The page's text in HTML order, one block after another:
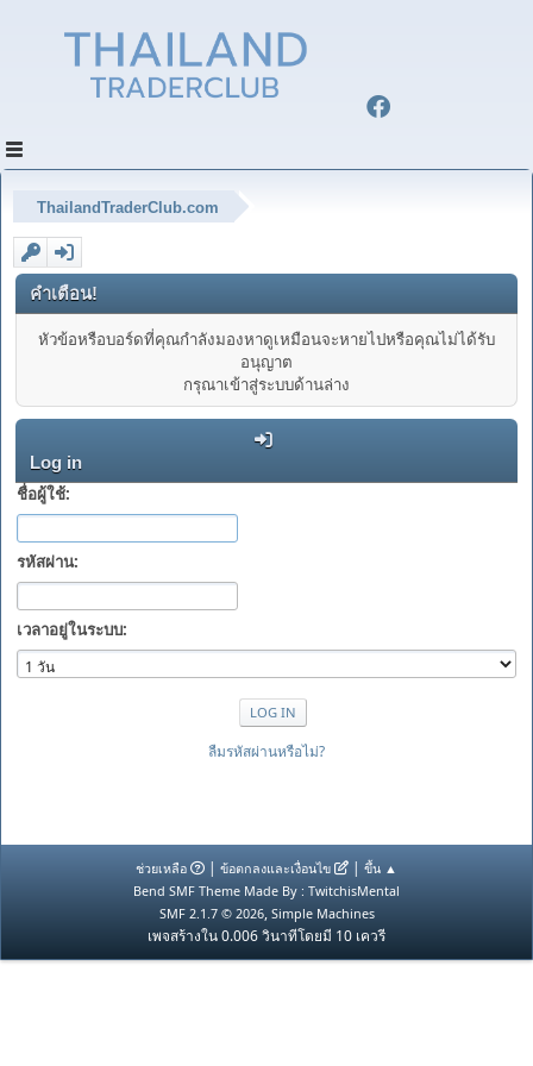
ThailandTraderClub.com
คำเตือน!
หัวข้อหรือบอร์ดที่คุณกำลังมองหาดูเหมือนจะหายไปหรือคุณไม่ได้รับ
อนุญาต
กรุณาเข้าสู่ระบบด้านล่าง
Log in
ชื่อผู้ใช้:
รหัสผ่าน:
เวลาอยู่ในระบบ:
ลืมรหัสผ่านหรือไม่?
ช่วยเหลือ | ข้อตกลงและเงื่อนไข | ขึ้น ▲
Bend SMF Theme Made By : TwitchisMental
SMF 2.1.7 © 2026, Simple Machines
เพจสร้างใน 0.006 วินาทีโดยมี 10 เควรี